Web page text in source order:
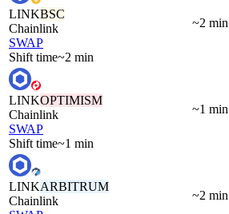
LINKBSC
Chainlink
SWAP
Shift time~2 min
~2 min
LINKOPTIMISM
Chainlink
SWAP
Shift time~1 min
~1 min
LINKARBITRUM
Chainlink
~2 min